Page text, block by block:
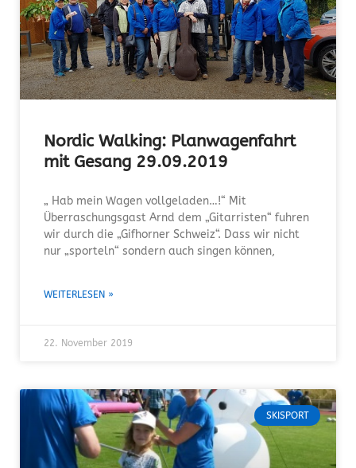
Nordic Walking: Planwagenfahrt
mit Gesang 29.09.2019
„ Hab mein Wagen vollgeladen…!“ Mit
Überraschungsgast Arnd dem „Gitarristen“ fuhren
wir durch die „Gifhorner Schweiz“. Dass wir nicht
nur „sporteln“ sondern auch singen können,
WEITERLESEN »
22. November 2019
SKISPORT